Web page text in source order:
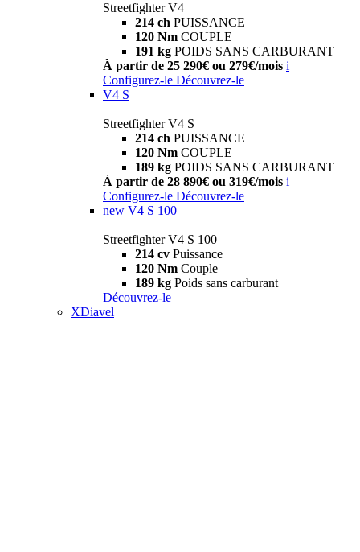
Streetfighter V4
214 ch PUISSANCE
120 Nm COUPLE
191 kg POIDS SANS CARBURANT
À partir de 25 290€ ou 279€/mois i
Configurez-le Découvrez-le
V4 S
Streetfighter V4 S
214 ch PUISSANCE
120 Nm COUPLE
189 kg POIDS SANS CARBURANT
À partir de 28 890€ ou 319€/mois i
Configurez-le Découvrez-le
new V4 S 100
Streetfighter V4 S 100
214 cv Puissance
120 Nm Couple
189 kg Poids sans carburant
Découvrez-le
XDiavel